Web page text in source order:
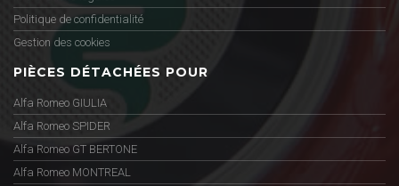
Politique de confidentialité
Gestion des cookies
PIÈCES DÉTACHÉES POUR
Alfa Romeo GIULIA
Alfa Romeo SPIDER
Alfa Romeo GT BERTONE
Alfa Romeo MONTREAL